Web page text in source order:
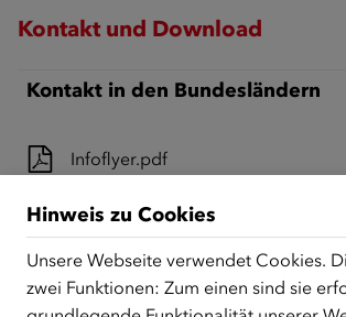
Kontakt und Download
Kontakt in den Bundesländern
Infoflyer.pdf
Handbuch MfM.pdf
Hinweis zu Cookies
Unsere Webseite verwendet Cookies.
zwei Funktionen: Zum einen sind sie